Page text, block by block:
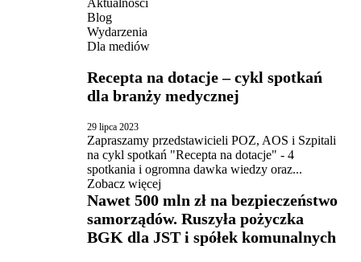
Aktualności
Blog
Wydarzenia
Dla mediów
Recepta na dotacje – cykl spotkań
dla branży medycznej
29 lipca 2023
Zapraszamy przedstawicieli POZ, AOS i Szpitali
na cykl spotkań "Recepta na dotacje" - 4
spotkania i ogromna dawka wiedzy oraz...
Zobacz więcej
Nawet 500 mln zł na bezpieczeństwo
samorządów. Ruszyła pożyczka
BGK dla JST i spółek komunalnych